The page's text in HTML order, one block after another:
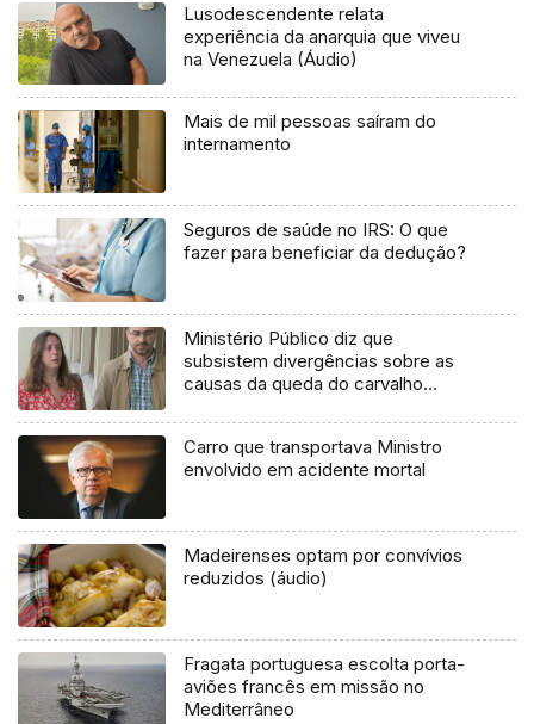
Lusodescendente relata
experiência da anarquia que viveu
na Venezuela (Áudio)
Mais de mil pessoas saíram do
internamento
Seguros de saúde no IRS: O que
fazer para beneficiar da dedução?
Ministério Público diz que
subsistem divergências sobre as
causas da queda do carvalho
Carro que transportava Ministro
envolvido em acidente mortal
Madeirenses optam por convívios
reduzidos (áudio)
Fragata portuguesa escolta porta-
aviões francês em missão no
Mediterrâneo